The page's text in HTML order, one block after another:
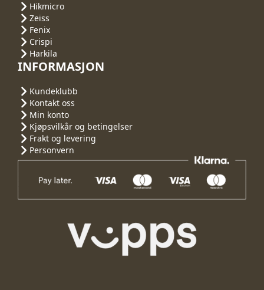
Hikmicro
Zeiss
Fenix
Crispi
Harkila
INFORMASJON
Kundeklubb
Kontakt oss
Min konto
Kjøpsvilkår og betingelser
Frakt og levering
Personvern